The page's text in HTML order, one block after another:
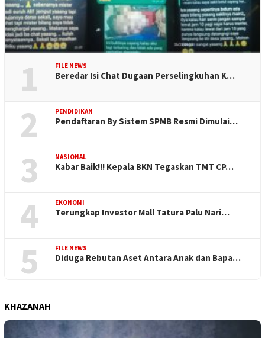
1 FILE NEWS
Beredar Isi Chat Dugaan Perselingkuhan K…
2 PENDIDIKAN
Pendaftaran By Sistem SPMB Resmi Dimulai…
3 NASIONAL
Kabar Baik!!! Kepala BKN Tegaskan TMT CP…
4 EKONOMI
Terungkap Investor Mall Tatura Palu Nari…
5 FILE NEWS
Diduga Rebutan Aset Antara Anak dan Bapa…
KHAZANAH